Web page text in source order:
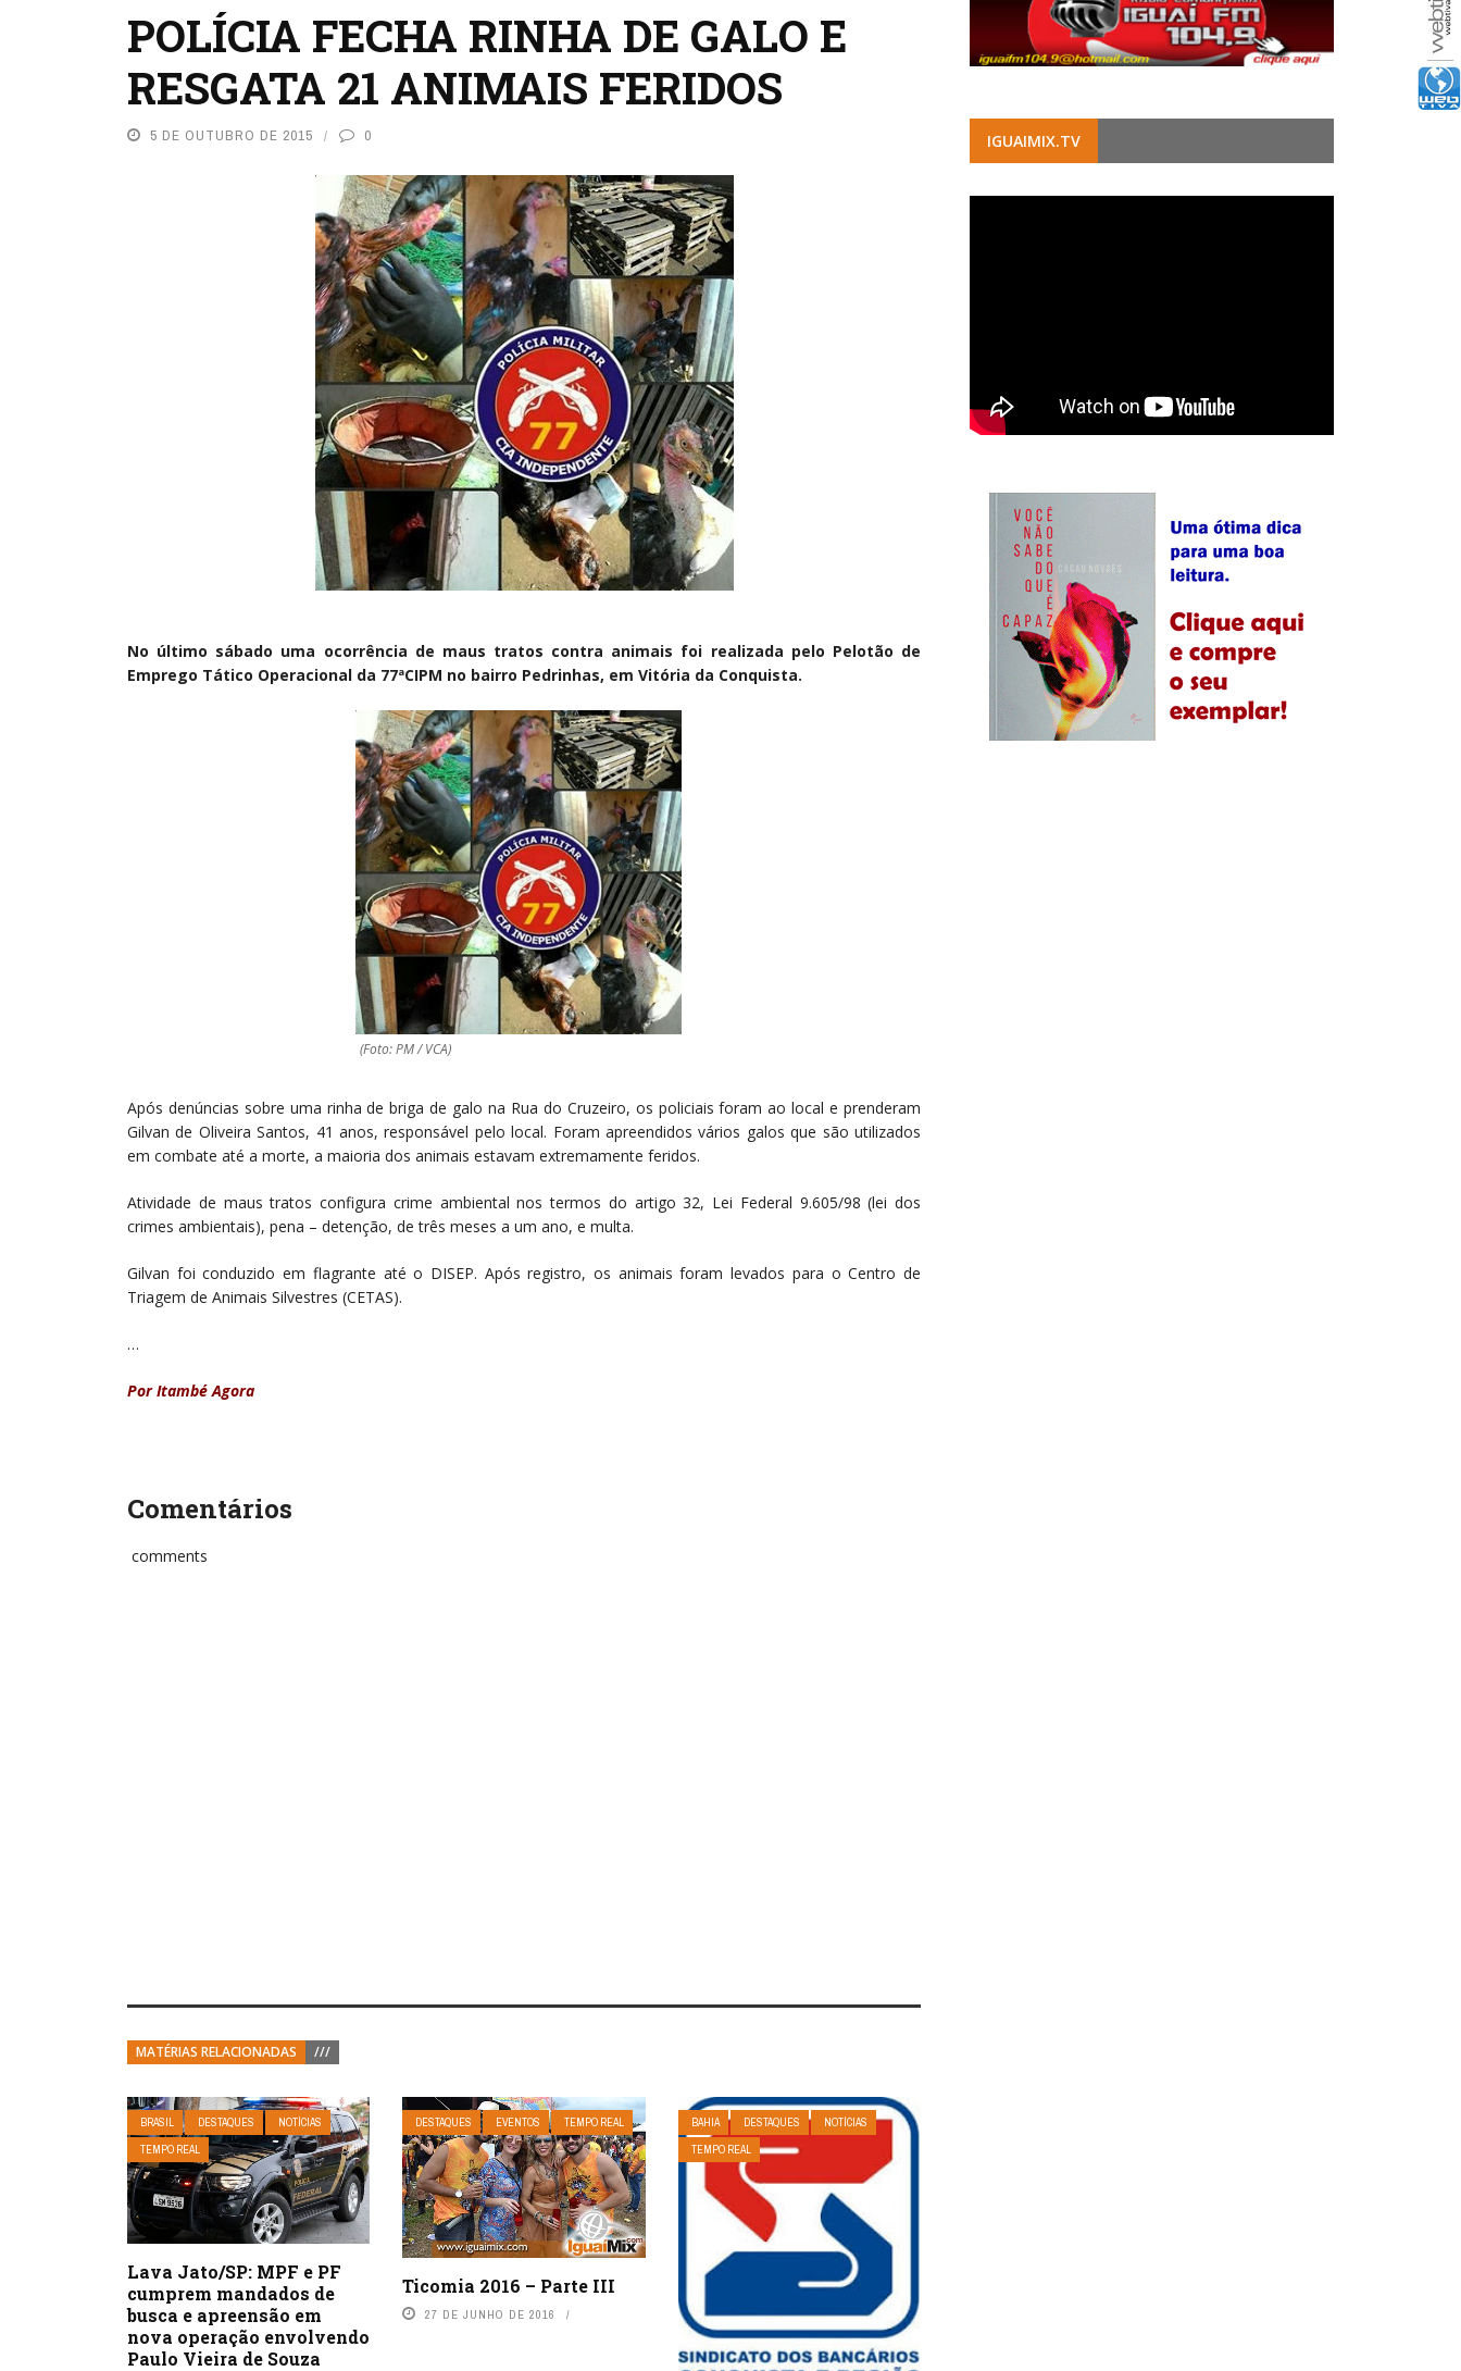
POLÍCIA FECHA RINHA DE GALO E
RESGATA 21 ANIMAIS FERIDOS
5 DE OUTUBRO DE 2015 0
No último sábado uma ocorrência de maus tratos contra animais foi realizada pelo Pelotão de
Emprego Tático Operacional da 77ªCIPM no bairro Pedrinhas, em Vitória da Conquista.
(Foto: PM / VCA)
Após denúncias sobre uma rinha de briga de galo na Rua do Cruzeiro, os policiais foram ao local e prenderam
Gilvan de Oliveira Santos, 41 anos, responsável pelo local. Foram apreendidos vários galos que são utilizados
em combate até a morte, a maioria dos animais estavam extremamente feridos.
Atividade de maus tratos configura crime ambiental nos termos do artigo 32, Lei Federal 9.605/98 (lei dos
crimes ambientais), pena – detenção, de três meses a um ano, e multa.
Gilvan foi conduzido em flagrante até o DISEP. Após registro, os animais foram levados para o Centro de
Triagem de Animais Silvestres (CETAS).
…
Por Itambé Agora
Comentários
comments
MATÉRIAS RELACIONADAS ///
BRASIL DESTAQUES
NOTÍCIAS
TEMPO REAL
Lava Jato/SP: MPF e PF
cumprem mandados de
busca e apreensão em
nova operação envolvendo
Paulo Vieira de Souza
DESTAQUES EVENTOS TEMPO REAL
Ticomia 2016 – Parte III
27 DE JUNHO DE 2016
BAHIA DESTAQUES
NOTÍCIAS
TEMPO REAL
IGUAIMIX.TV